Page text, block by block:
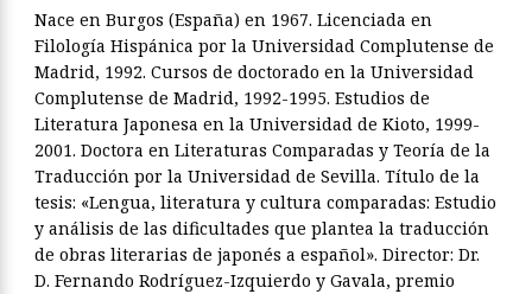
Nace en Burgos (España) en 1967. Licenciada en
Filología Hispánica por la Universidad Complutense de
Madrid, 1992. Cursos de doctorado en la Universidad
Complutense de Madrid, 1992-1995. Estudios de
Literatura Japonesa en la Universidad de Kioto, 1999-
2001. Doctora en Literaturas Comparadas y Teoría de la
Traducción por la Universidad de Sevilla. Título de la
tesis: «Lengua, literatura y cultura comparadas: Estudio
y análisis de las dificultades que plantea la traducción
de obras literarias de japonés a español». Director: Dr.
D. Fernando Rodríguez-Izquierdo y Gavala, premio